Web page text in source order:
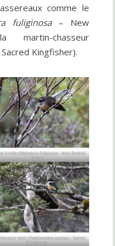
comme le
fuliginosa– New
chasseur
Kingfisher).
à collier (Rhipidura fuliginosa– New Zealand
Fantail)
sacré (Todiramphus sanctus– Sacred
Kingfisher)